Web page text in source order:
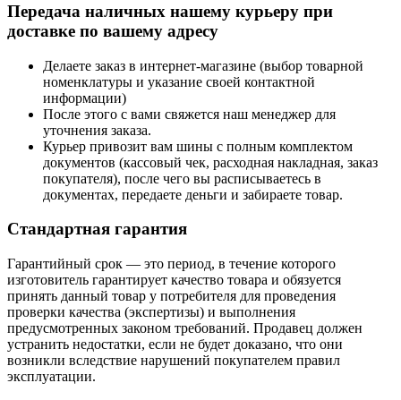
Передача наличных нашему курьеру при
доставке по вашему адресу
Делаете заказ в интернет-магазине (выбор товарной
номенклатуры и указание своей контактной
информации)
После этого с вами свяжется наш менеджер для
уточнения заказа.
Курьер привозит вам шины с полным комплектом
документов (кассовый чек, расходная накладная, заказ
покупателя), после чего вы расписываетесь в
документах, передаете деньги и забираете товар.
Стандартная гарантия
Гарантийный срок — это период, в течение которого
изготовитель гарантирует качество товара и обязуется
принять данный товар у потребителя для проведения
проверки качества (экспертизы) и выполнения
предусмотренных законом требований. Продавец должен
устранить недостатки, если не будет доказано, что они
возникли вследствие нарушений покупателем правил
эксплуатации.